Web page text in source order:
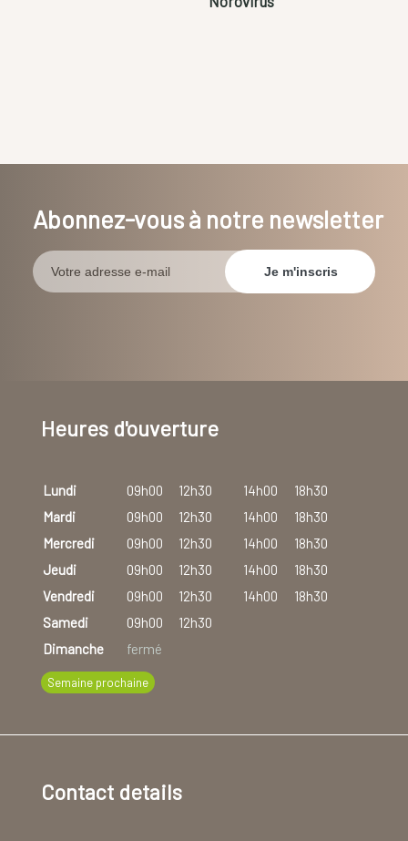
Abonnez-vous à notre newsletter
Heures d'ouverture
Lundi 09h00 12h30 14h00
18h30
Mardi
09h00 12h30 14h00
18h30
Mercredi
09h00 12h30 14h00
18h30
Jeudi
09h00 12h30 14h00
18h30
Vendredi
09h00 12h30 14h00
18h30
Samedi
09h00
12h30
Dimanche
fermé
Semaine prochaine
Contact details